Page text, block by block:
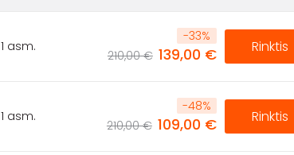
1 asm.
-33%
210,00 € 139,00 € Rinktis
1 asm.
-48%
210,00 € 109,00 € Rinktis